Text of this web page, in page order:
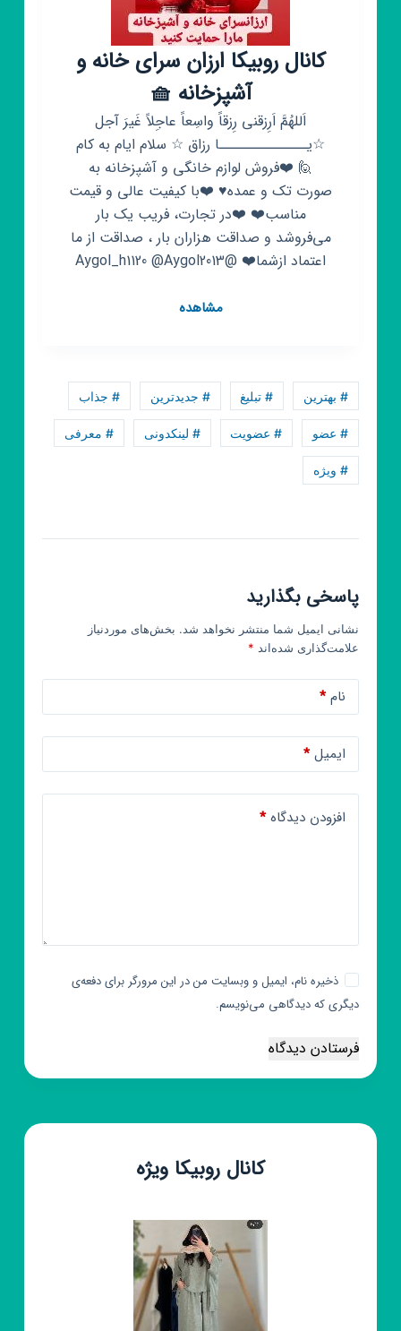
کانال روبیکا ارزان سرای خانه و
آشپزخانه 🧺
اَللهُمَّ اَرِزقنی رِزقاً واسِعاً عاجِلاً غَیرَ آجل
☆یــــــــــــــا رزاق ☆ سلام ایام به کام
🙋 ❤️فروش لوازم خانگی و آشپزخانه به
صورت تک و عمده♥️ ❤️با کیفیت عالی و قیمت
مناسب❤️ ❤️در تجارت، فریب یک بار
می‌فروشد و صداقت هزاران بار ، صداقت از ما
اعتماد ازشما❤️ @Aygol_h1120 @Aygol2013
مشاهدهکانال
خانه
و
آشپزخانه
# بهترین # تبلیغ # جدیدترین # جذاب
# عضو # عضویت # لینکدونی # معرفی
# ویژه
پاسخی بگذارید
نشانی ایمیل شما منتشر نخواهد شد. بخش‌های موردنیاز
علامت‌گذاری شده‌اند *
نام*
ایمیل*
افزودن دیدگاه*
ذخیره نام، ایمیل و وبسایت من در این مرورگر برای دفعه‌ی
دیگری که دیدگاهی می‌نویسم.
فرستادن دیدگاه
کانال روبیکا ویژه